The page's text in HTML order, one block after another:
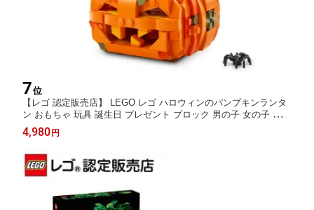
7位
【レゴ 認定販売店】 LEGO レゴ ハロウィンのパンプキンランタ
ン おもちゃ 玩具 誕生日 プレゼント ブロック 男の子 女の子 子供
9歳 10歳 11歳 小学生 40872
4,980 円